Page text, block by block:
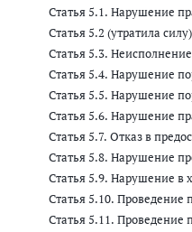
Статья 5.1. Нарушение
Статья 5.2 (утратила силу)
Статья 5.3.
Статья 5.4. Нарушение
Статья 5.5. Нарушение
Статья 5.6. Нарушение
Статья 5.7. Отказ в
Статья 5.8. Нарушение
Статья 5.9. Нарушение в
Статья 5.10. Проведение
Статья 5.11.